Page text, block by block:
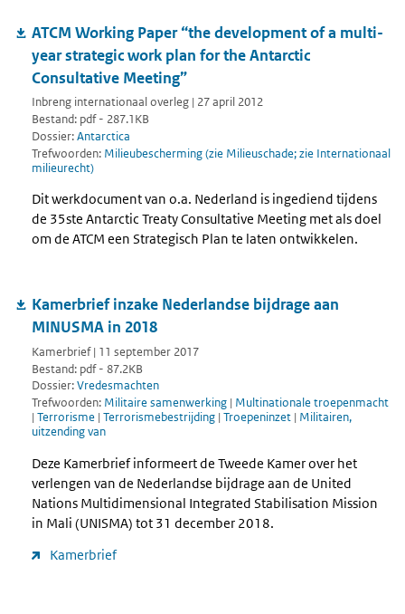
ATCM Working Paper “the development of a multi-
year strategic work plan for the Antarctic
Consultative Meeting”
Inbreng internationaal overleg | 27 april 2012
Bestand: pdf - 287.1KB
Dossier:Antarctica
Trefwoorden: Milieubescherming (zie Milieuschade; zie Internationaal
milieurecht)
Dit werkdocument van o.a. Nederland is ingediend tijdens
de 35ste Antarctic Treaty Consultative Meeting met als doel
om de ATCM een Strategisch Plan te laten ontwikkelen.
Kamerbrief inzake Nederlandse bijdrage aan
MINUSMA in 2018
Kamerbrief | 11 september 2017
Bestand: pdf - 87.2KB
Dossier:Vredesmachten
Trefwoorden: Militaire samenwerking | Multinationale troepenmacht
| Terrorisme | Terrorismebestrijding | Troepeninzet | Militairen,
uitzending van
Deze Kamerbrief informeert de Tweede Kamer over het
verlengen van de Nederlandse bijdrage aan de United
Nations Multidimensional Integrated Stabilisation Mission
in Mali (UNISMA) tot 31 december 2018.
Kamerbrief